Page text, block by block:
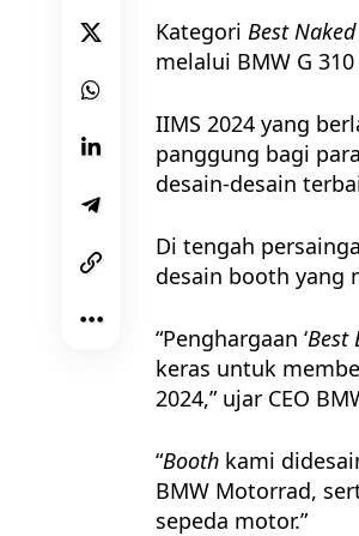
Kategori Best
melalui BMW G 310
IIMS 2024 yang
panggung bagi
desain-desain
Di tengah
desain booth yang
“Penghargaan ‘Best
keras untuk
2024,” ujar CEO
“Booth kami
BMW Motorrad,
sepeda motor.”